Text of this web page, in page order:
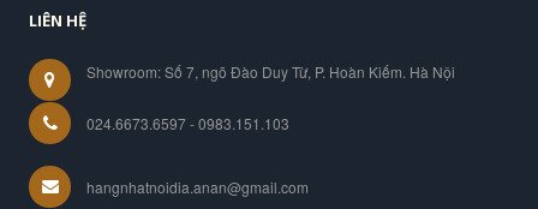
LIÊN HỆ
Showroom: Số 7, ngõ Đào Duy Từ, P. Hoàn Kiếm. Hà Nội
024.6673.6597 - 0983.151.103
hangnhatnoidia.anan@gmail.com